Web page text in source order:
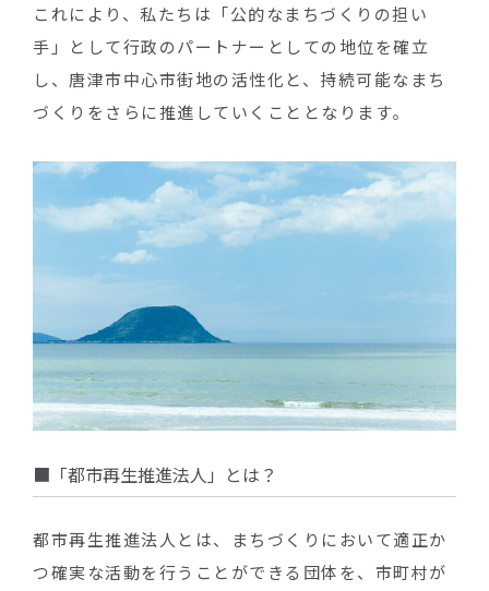
これにより、私たちは「公的なまちづくりの担い
手」として行政のパートナーとしての地位を確立
し、唐津市中心市街地の活性化と、持続可能なまち
づくりをさらに推進していくこととなります。
■「都市再生推進法人」とは？
都市再生推進法人とは、まちづくりにおいて適正か
つ確実な活動を行うことができる団体を、市町村が